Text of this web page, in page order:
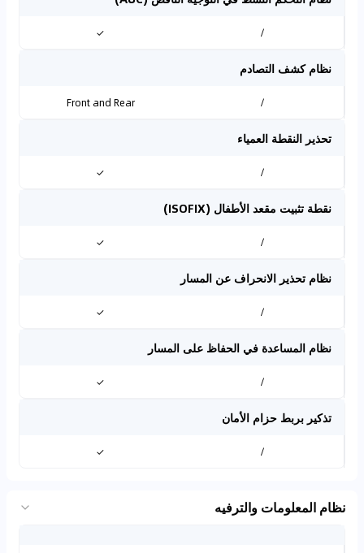
/
✓
نظام كشف التصادم
/
Front and Rear
تحذير النقطة العمياء
/
✓
نقطة تثبيت مقعد الأطفال (ISOFIX)
/
✓
نظام تحذير الانحراف عن المسار
/
✓
نظام المساعدة في الحفاظ على المسار
/
✓
تذكير بربط حزام الأمان
/
✓
نظام المعلومات والترفيه